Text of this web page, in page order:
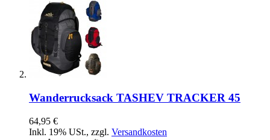
Wanderrucksack TASHEV TRACKER 45
64,95 €
Inkl. 19% USt., zzgl. Versandkosten